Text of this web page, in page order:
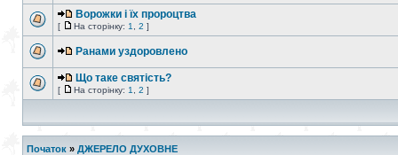
Ворожки і їх пророцтва
[ На сторінку: 1 2 ]
Ранами уздоровлено
Що таке святість?
[ На сторінку: 1 2 ]
Початок » ДЖЕРЕЛО ДУХОВНЕ